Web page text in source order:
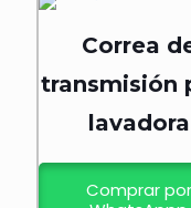
Correa
transmisión
lavadora
Comprar por